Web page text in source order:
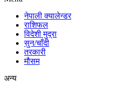
नेपाली क्यालेन्डर
राशिफल
विदेशी मुद्रा
सुन/चाँदी
तरकारी
मौसम
अन्य